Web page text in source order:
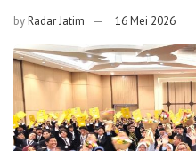
byRadar Jatim 16 Mei 2026